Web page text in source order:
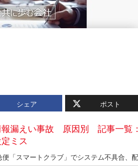
シェア ポスト
漏えい事故 原因別 記事一覧：
ミス